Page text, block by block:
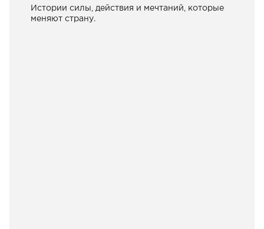
Истории силы, действия и мечтаний, которые
меняют страну.